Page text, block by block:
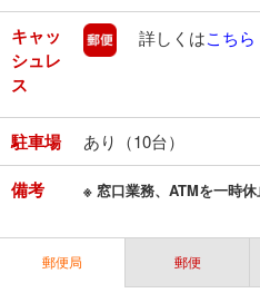
キャッ
シュレ
ス
郵便
詳しくはこちら
駐車場 あり（10台）
備考 ※ 窓口業務、ATMを一時休
郵便局 郵便